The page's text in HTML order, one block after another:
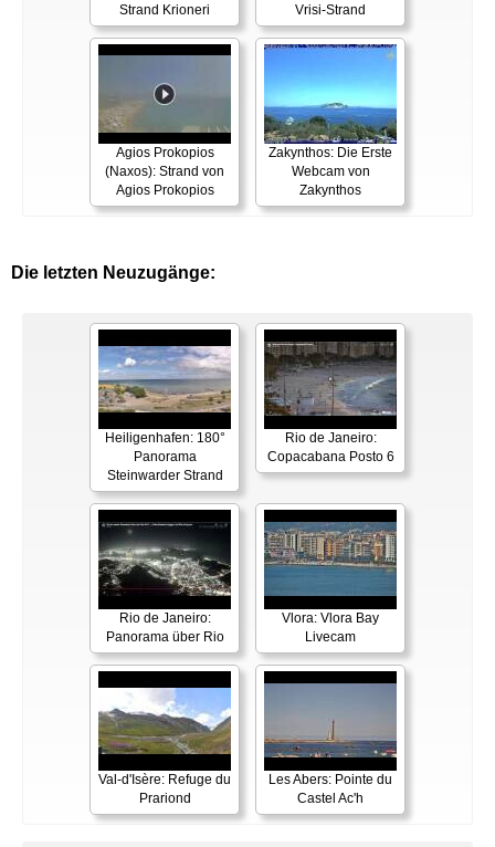
Strand Krioneri
Vrisi-Strand
Agios Prokopios
(Naxos): Strand von
Agios Prokopios
Zakynthos: Die Erste
Webcam von
Zakynthos
Die letzten Neuzugänge:
Heiligenhafen: 180°
Panorama
Steinwarder Strand
Rio de Janeiro:
Copacabana Posto 6
Rio de Janeiro:
Panorama über Rio
Vlora: Vlora Bay
Livecam
Val-d'Isère: Refuge du
Prariond
Les Abers: Pointe du
Castel Ac'h